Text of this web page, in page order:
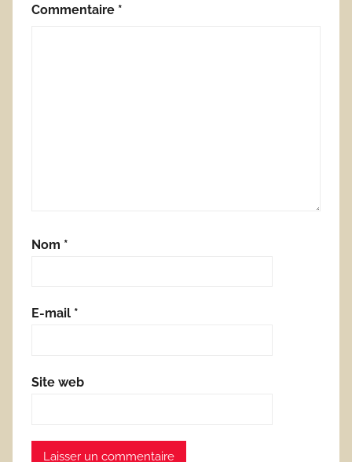
Commentaire *
Nom *
E-mail *
Site web